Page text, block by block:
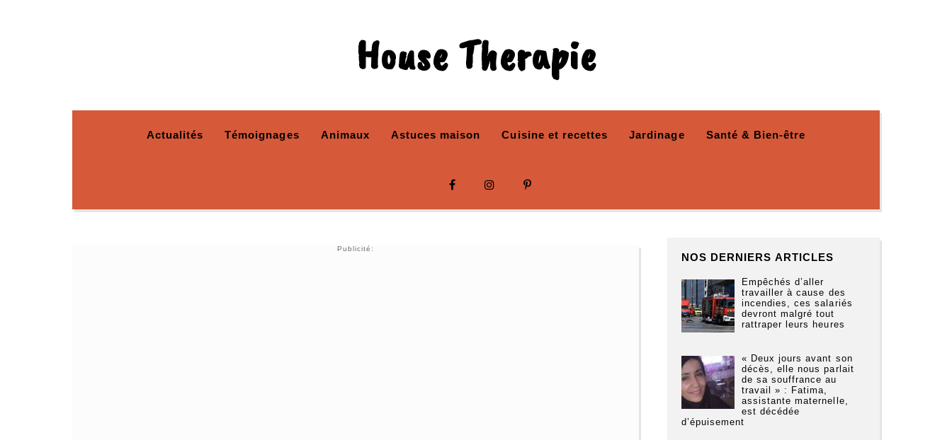
House Therapie
Actualités Témoignages Animaux Astuces maison Cuisine et recettes Jardinage Santé & Bien-être
Publicité:
NOS DERNIERS ARTICLES
Empêchés d’aller
travailler à cause des
incendies, ces salariés
devront malgré tout
rattraper leurs heures
« Deux jours avant son
décès, elle nous parlait
de sa souffrance au
travail » : Fatima,
assistante maternelle,
est décédée
d’épuisement